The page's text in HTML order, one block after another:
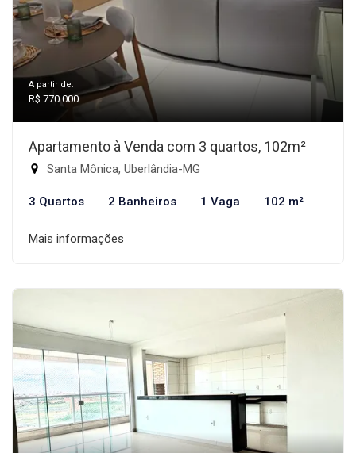
A partir de:
R$ 770.000
Apartamento à Venda com 3 quartos, 102m²
Santa Mônica, Uberlândia-MG
3 Quartos 2 Banheiros 1 Vaga 102 m²
Mais informações